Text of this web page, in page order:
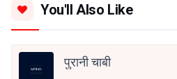
You'll Also Like
पुरानी चाबी